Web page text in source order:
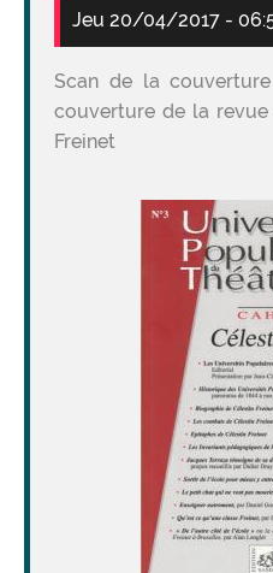
Jeu 20/04/2017 -
Scan de la
couverture de la
Freinet